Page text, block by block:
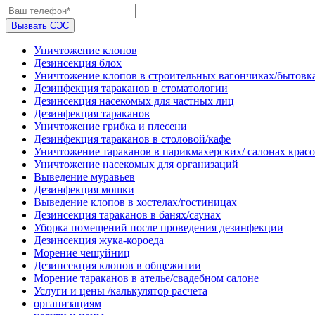
Вызвать СЭС
Уничтожение клопов
Дезинсекция блох
Уничтожение клопов в строительных вагончиках/
Дезинфекция тараканов в стоматологии
Дезинсекция насекомых для частных лиц
Дезинфекция тараканов
Уничтожение грибка и плесени
Дезинфекция тараканов в столовой/кафе
Уничтожение тараканов в парикмахерских/ салонах
Уничтожение насекомых для организаций
Выведение муравьев
Дезинфекция мошки
Выведение клопов в хостелах/гостиницах
Дезинсекция тараканов в банях/саунах
Уборка помещений после проведения дезинфекции
Дезинсекция жука-короеда
Морение чешуйниц
Дезинсекция клопов в общежитии
Морение тараканов в ателье/свадебном салоне
Услуги и цены /калькулятор расчета
организациям